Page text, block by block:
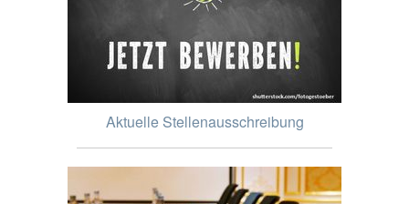
Aktuelle Stellenausschreibung